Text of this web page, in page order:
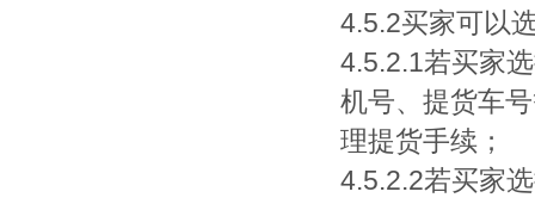
4.5.2买家可以
4.5.2.1若买家
机号、提货车
理提货手续；
4.5.2.2若买家